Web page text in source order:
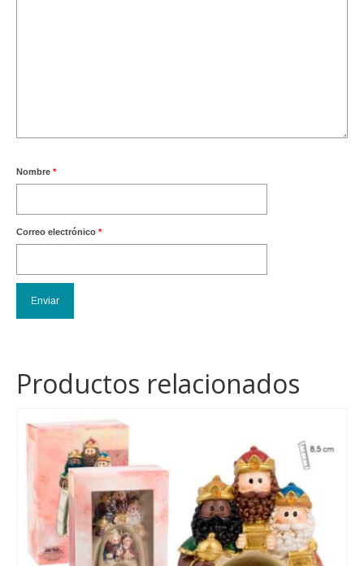
Nombre *
Correo electrónico *
Productos relacionados